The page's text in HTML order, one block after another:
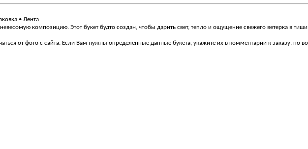
• Лента
композицию. Этот букет будто создан, чтобы дарить свет, тепло и ощущение свежего ветерка в
от фото с сайта. Если Вам нужны определённые данные букета, укажите их в комментарии к заказу,